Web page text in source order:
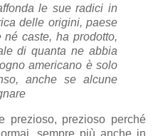
le sue radici in
delle origini, paese
caste, ha prodotto,
di quanta ne abbia
americano è solo
anche se alcune
prezioso, prezioso perché